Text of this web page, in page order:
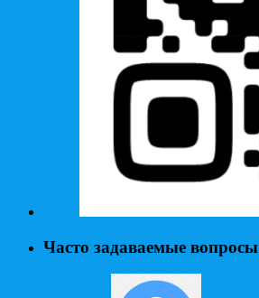
Часто задаваемые вопросы